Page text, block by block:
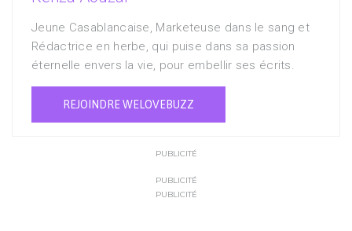
Jeune Casablancaise, Marketeuse dans le sang et
Rédactrice en herbe, qui puise dans sa passion
éternelle envers la vie, pour embellir ses écrits.
REJOINDRE WELOVEBUZZ
PUBLICITÉ
PUBLICITÉ
PUBLICITÉ